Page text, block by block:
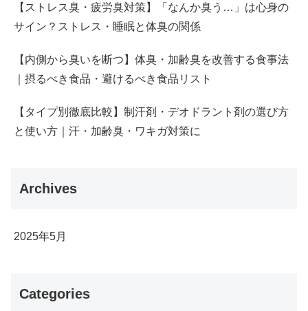
【ストレス臭・疲労臭対策】「なんか臭う…」は心身の
サイン？ストレス・睡眠と体臭の関係
【内側から臭いを断つ】体臭・加齢臭を改善する食事法
｜摂るべき食品・避けるべき食品リスト
【タイプ別徹底比較】制汗剤・デオドラント剤の選び方
と使い方｜汗・加齢臭・ワキガ対策に
Archives
2025年5月
Categories